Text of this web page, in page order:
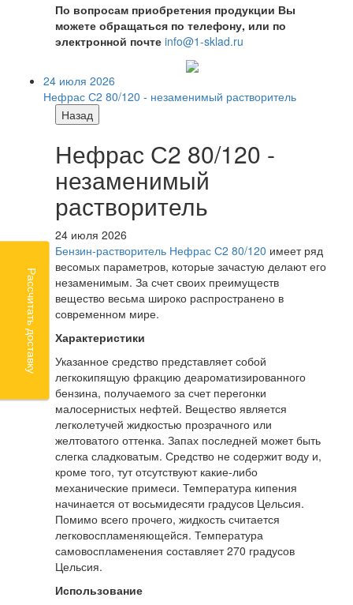
По вопросам приобретения продукции Вы
можете обращаться по телефону, или по
электронной почте info@1-sklad.ru
24 июля 2026
Нефрас С2 80/120 - незаменимый растворитель
Назад
Нефрас С2 80/120 -
незаменимый
растворитель
24 июля 2026
Бензин-растворитель Нефрас С2 80/120 имеет ряд
весомых параметров, которые зачастую делают его
незаменимым. За счет своих преимуществ
вещество весьма широко распространено в
современном мире.
Характеристики
Указанное средство представляет собой
легкокипящую фракцию деароматизированного
бензина, получаемого за счет перегонки
малосернистых нефтей. Вещество является
легколетучей жидкостью прозрачного или
желтоватого оттенка. Запах последней может быть
слегка сладковатым. Средство не содержит воду и,
кроме того, тут отсутствуют какие-либо
механические примеси. Температура кипения
начинается от восьмидесяти градусов Цельсия.
Помимо всего прочего, жидкость считается
легковоспламеняющейся. Температура
самовоспламенения составляет 270 градусов
Цельсия.
Использование
Рассчитать доставку